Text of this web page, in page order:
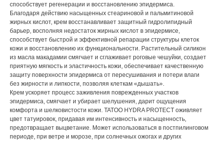
способствует регенерации и восстановлению эпидермиса.
Благодаря действию насыщенных стеариновой и пальмитиновой
жирных кислот, крем восстанавливает защитный гидролипидный
барьер, восполняя недостаток жирных кислот в эпидермисе,
способствует быстрой и эффективной репарации структуры клеток
кожи и восстановлению их функциональности. Растительный силикон
из масла макадамии смягчает и сглаживает роговые чешуйки, создает
приятную мягкость и эластичность кожи, обеспечивает качественную
защиту поверхности эпидермиса от пересушивания и потери влаги
без жирности и липкости, позволяя клеткам «дышать».
Крем ускоряет процесс заживления поврежденных участков
эпидермиса, смягчает и убирает шелушения, дарит ощущения
комфорта и шелковистости кожи. TATOO HYDRA PROTECT оживляет
цвет татуировок, придавая им интенсивность и насыщенность,
предотвращает выцветание. Может использоваться в постпилинговом
периоде, при ветре и морозе, при солнечных ожогах и других